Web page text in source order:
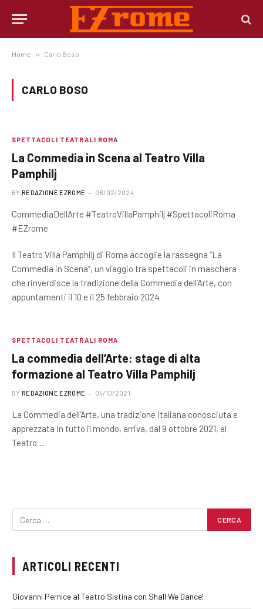
Home » Carlo Boso
CARLO BOSO
SPETTACOLI TEATRALI ROMA
La Commedia in Scena al Teatro Villa
Pamphilj
BY REDAZIONE EZROME 08/02/2024
CommediaDellArte #TeatroVillaPamphilj #SpettacoliRoma
#EZrome
Il Teatro Villa Pamphilj di Roma accoglie la rassegna “La
Commedia in Scena”, un viaggio tra spettacoli in maschera
che rinverdisce la tradizione della Commedia dell’Arte, con
appuntamenti il 10 e il 25 febbraio 2024
SPETTACOLI TEATRALI ROMA
La commedia dell’Arte: stage di alta
formazione al Teatro Villa Pamphilj
BY REDAZIONE EZROME 04/10/2021
La Commedia dell’Arte, una tradizione italiana conosciuta e
apprezzata in tutto il mondo, arriva, dal 9 ottobre 2021, al
Teatro…
ARTICOLI RECENTI
Giovanni Pernice al Teatro Sistina con Shall We Dance!